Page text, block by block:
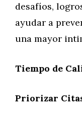
desafíos,
ayudar a
una mayor
Tiempo de
Priorizar